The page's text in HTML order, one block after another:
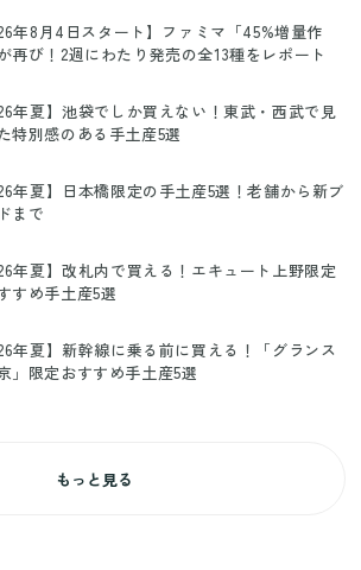
年8月4日スタート】ファミマ「45%増量作
再び！2週にわたり発売の全13種をレポート
年夏】池袋でしか買えない！東武・西武で見
特別感のある手土産5選
年夏】日本橋限定の手土産5選！老舗から新ブ
まで
年夏】改札内で買える！エキュート上野限定
すめ手土産5選
年夏】新幹線に乗る前に買える！「グランス
」限定おすすめ手土産5選
もっと見る